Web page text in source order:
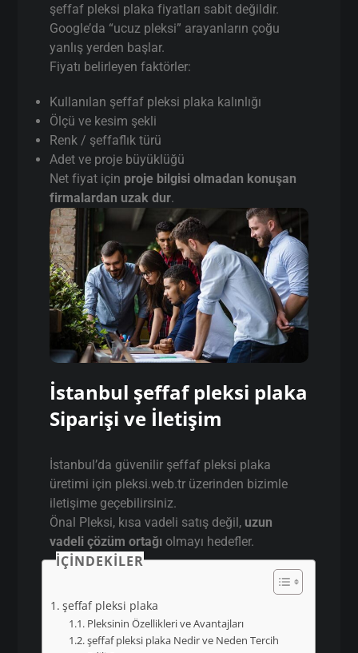
şeffaf pleksi plaka fiyatları sabit değildir.
Google’da “ucuz pleksi” arayanların çoğu
yanlış yerden başlar.
Fiyatı belirleyen faktörler:
Kullanılan şeffaf pleksi plaka kalınlığı
Ölçü ve kesim şekli
Renk / şeffaflık türü
Adet ve proje büyüklüğü
Net fiyat için proje bilgisi olmadan konuşan
firmalardan uzak dur.
İstanbul şeffaf pleksi plaka
Siparişi ve İletişim
İstanbul’da güvenilir şeffaf pleksi plaka
üretimi için pleksi.web.tr üzerinden bizimle
iletişime geçebilirsiniz.
Önal Pleksi, kısa vadeli satış değil, uzun
vadeli çözüm ortağı olmayı hedefler.
İÇINDEKILER
şeffaf pleksi plaka
Pleksinin Özellikleri ve Avantajları
şeffaf pleksi plaka Nedir ve Neden Tercih